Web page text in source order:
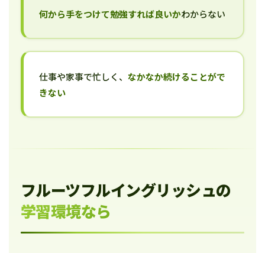
何から手をつけて勉強すれば良いかわからない
仕事や家事で忙しく、 なかなか続けることがで
きない
フルーツフルイングリッシュの
学習環境なら